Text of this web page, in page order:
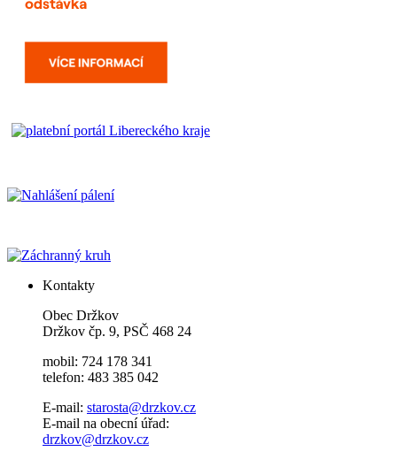
Kontakty
Obec Držkov
Držkov čp. 9, PSČ 468 24
mobil: 724 178 341
telefon: 483 385 042
E-mail: starosta@drzkov.cz
E-mail na obecní úřad:
drzkov@drzkov.cz